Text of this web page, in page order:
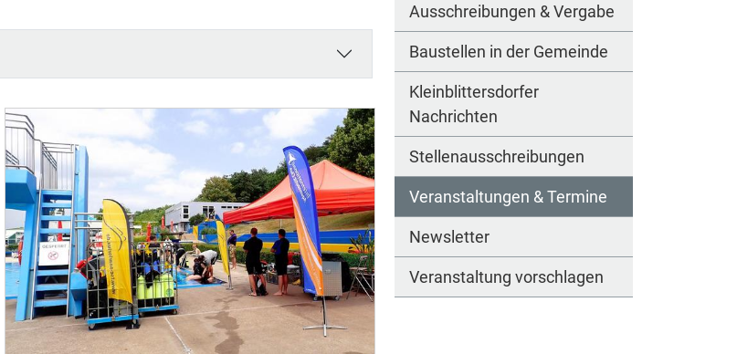
Ausschreibungen & Vergabe
Baustellen in der Gemeinde
Kleinblittersdorfer
Nachrichten
Stellenausschreibungen
Veranstaltungen & Termine
Newsletter
Veranstaltung vorschlagen